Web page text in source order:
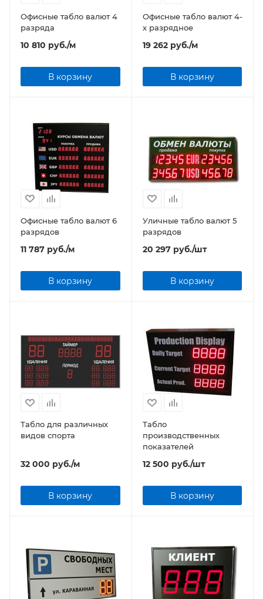
Офисные табло валют 4
разряда
10 810 руб./м
В корзину
Офисные табло валют 4-
х разрядное
19 262руб./м
В корзину
Офисные табло валют 6
разрядов
11 787 руб./м
В корзину
Уличные табло валют 5
разрядов
20 297руб./шт
В корзину
Табло для различных
видов спорта
32 000 руб./м
В корзину
Табло
производственных
показателей
12 500 руб./шт
В корзину